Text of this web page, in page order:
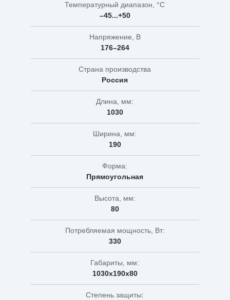
Температурный диапазон, °C
–45...+50
Напряжение, В
176–264
Страна производства
Россия
Длина, мм:
1030
Ширина, мм:
190
Форма:
Прямоугольная
Высота, мм:
80
Потребляемая мощность, Вт:
330
Габариты, мм:
1030х190х80
Степень защиты: